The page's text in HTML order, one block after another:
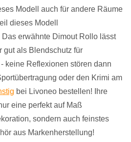
Modell auch für andere Räume
dieses Modell
erwähnte Dimout Rollo lässt
gut als Blendschutz für
keine Reflexionen stören dann
oder den Krimi am
bei Livoneo bestellen! Ihre
eine perfekt auf Maß
sondern auch feinstes
aus Markenherstellung!